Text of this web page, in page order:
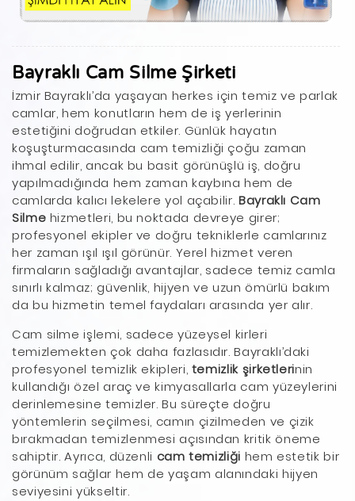
Bayraklı Cam Silme Şirketi
İzmir Bayraklı’da yaşayan herkes için temiz ve parlak
camlar, hem konutların hem de iş yerlerinin
estetiğini doğrudan etkiler. Günlük hayatın
koşuşturmacasında cam temizliği çoğu zaman
ihmal edilir, ancak bu basit görünüşlü iş, doğru
yapılmadığında hem zaman kaybına hem de
camlarda kalıcı lekelere yol açabilir. Bayraklı Cam
Silme hizmetleri, bu noktada devreye girer;
profesyonel ekipler ve doğru tekniklerle camlarınız
her zaman ışıl ışıl görünür. Yerel hizmet veren
firmaların sağladığı avantajlar, sadece temiz camla
sınırlı kalmaz; güvenlik, hijyen ve uzun ömürlü bakım
da bu hizmetin temel faydaları arasında yer alır.
Cam silme işlemi, sadece yüzeysel kirleri
temizlemekten çok daha fazlasıdır. Bayraklı’daki
profesyonel temizlik ekipleri, temizlik şirketlerinin
kullandığı özel araç ve kimyasallarla cam yüzeylerini
derinlemesine temizler. Bu süreçte doğru
yöntemlerin seçilmesi, camın çizilmeden ve çizik
bırakmadan temizlenmesi açısından kritik öneme
sahiptir. Ayrıca, düzenli cam temizliği hem estetik bir
görünüm sağlar hem de yaşam alanındaki hijyen
seviyesini yükseltir.